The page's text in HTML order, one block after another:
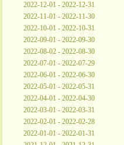
2022-12-01 - 2022-12-31
2022-11-01 - 2022-11-30
2022-10-01 - 2022-10-31
2022-09-01 - 2022-09-30
2022-08-02 - 2022-08-30
2022-07-01 - 2022-07-29
2022-06-01 - 2022-06-30
2022-05-01 - 2022-05-31
2022-04-01 - 2022-04-30
2022-03-01 - 2022-03-31
2022-02-01 - 2022-02-28
2022-01-01 - 2022-01-31